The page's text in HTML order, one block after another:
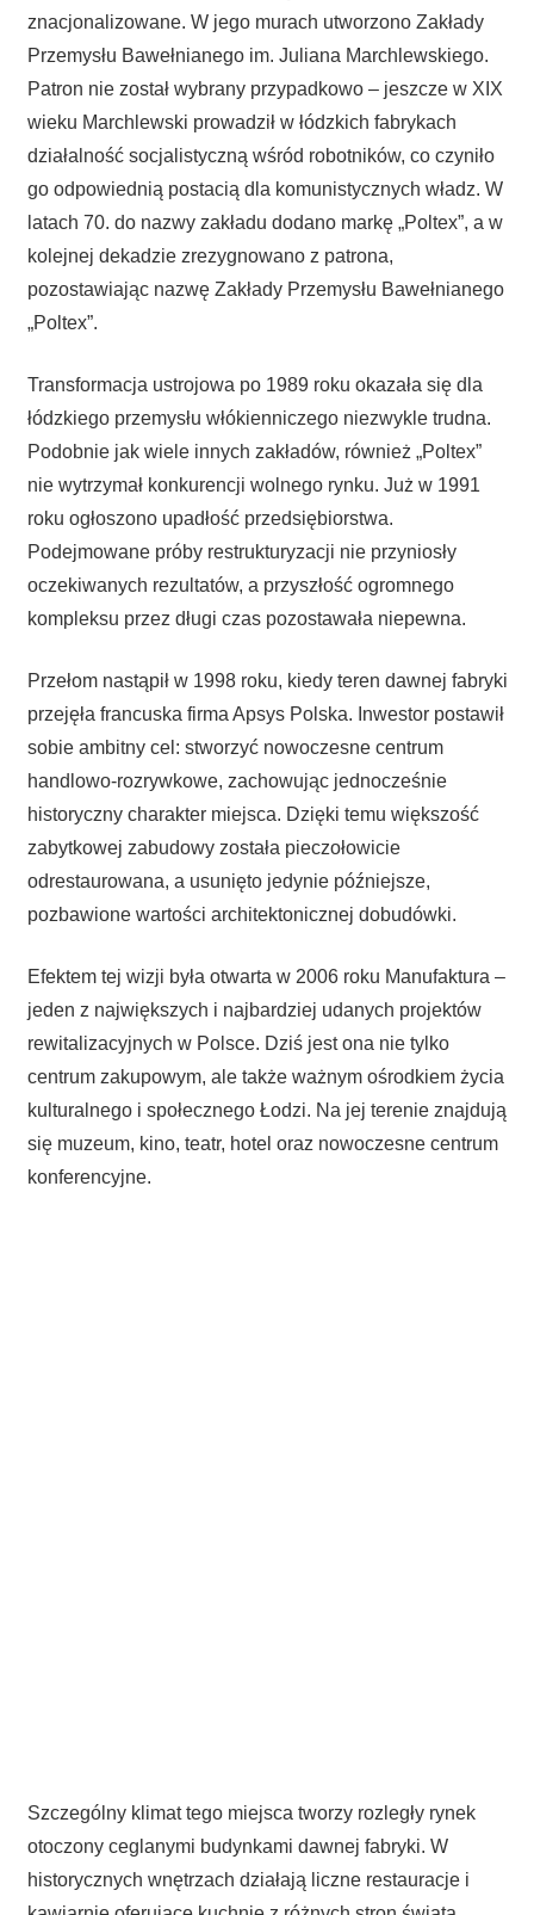
znacjonalizowane. W jego murach utworzono Zakłady
Przemysłu Bawełnianego im. Juliana Marchlewskiego.
Patron nie został wybrany przypadkowo – jeszcze w XIX
wieku Marchlewski prowadził w łódzkich fabrykach
działalność socjalistyczną wśród robotników, co czyniło
go odpowiednią postacią dla komunistycznych władz. W
latach 70. do nazwy zakładu dodano markę „Poltex”, a w
kolejnej dekadzie zrezygnowano z patrona,
pozostawiając nazwę Zakłady Przemysłu Bawełnianego
„Poltex”.
Transformacja ustrojowa po 1989 roku okazała się dla
łódzkiego przemysłu włókienniczego niezwykle trudna.
Podobnie jak wiele innych zakładów, również „Poltex”
nie wytrzymał konkurencji wolnego rynku. Już w 1991
roku ogłoszono upadłość przedsiębiorstwa.
Podejmowane próby restrukturyzacji nie przyniosły
oczekiwanych rezultatów, a przyszłość ogromnego
kompleksu przez długi czas pozostawała niepewna.
Przełom nastąpił w 1998 roku, kiedy teren dawnej fabryki
przejęła francuska firma Apsys Polska. Inwestor postawił
sobie ambitny cel: stworzyć nowoczesne centrum
handlowo-rozrywkowe, zachowując jednocześnie
historyczny charakter miejsca. Dzięki temu większość
zabytkowej zabudowy została pieczołowicie
odrestaurowana, a usunięto jedynie późniejsze,
pozbawione wartości architektonicznej dobudówki.
Efektem tej wizji była otwarta w 2006 roku Manufaktura –
jeden z największych i najbardziej udanych projektów
rewitalizacyjnych w Polsce. Dziś jest ona nie tylko
centrum zakupowym, ale także ważnym ośrodkiem życia
kulturalnego i społecznego Łodzi. Na jej terenie znajdują
się muzeum, kino, teatr, hotel oraz nowoczesne centrum
konferencyjne.
Szczególny klimat tego miejsca tworzy rozległy rynek
otoczony ceglanymi budynkami dawnej fabryki. W
historycznych wnętrzach działają liczne restauracje i